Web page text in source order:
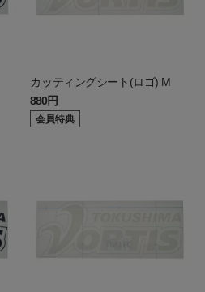
カッティングシート(ロゴ) M
880円
会員特典